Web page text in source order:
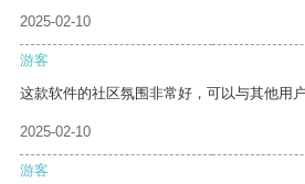
2025-02-10
游客
这款软件的社区氛围非常好，可以与其他用
2025-02-10
游客